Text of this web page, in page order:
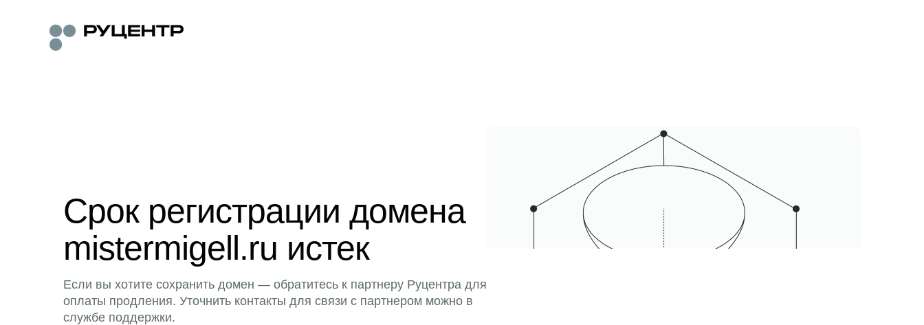
Срок регистрации домена
mistermigell.ru истек
Если вы хотите сохранить домен — обратитесь к партнеру Руцентра для
оплаты продления. Уточнить контакты для связи с партнером можно в
службе поддержки.